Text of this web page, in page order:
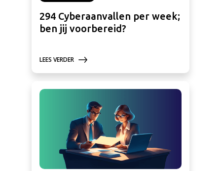
294 Cyberaanvallen per week;
ben jij voorbereid?
LEES VERDER